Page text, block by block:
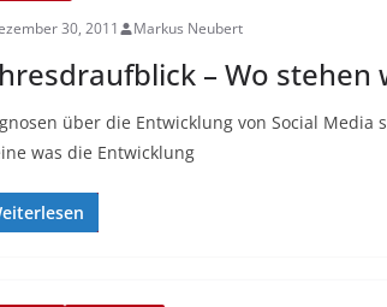
30, 2011 Markus Neubert
– Wo stehen
über die Entwicklung von Social
was die Entwicklung